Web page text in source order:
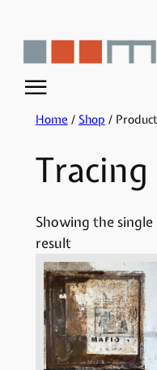
content
☰
Home / Shop /
Showing the single
result